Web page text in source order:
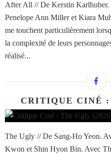
After All // De Kerstin Karlhuber.
Penelope Ann Miller et Kiara
me touchent particulièrement
la complexité de leurs
réalisé...
CRITIQUE CINÉ :
The Ugly // De Sang-Ho Yeon.
Kwon et Shin Hyon Bin. Avec